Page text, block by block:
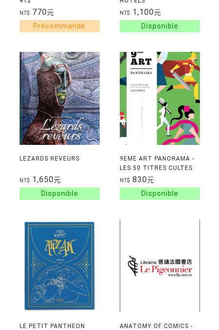
NT$ 770元 NT$ 1,100元
LEZARDS REVEURS
NT$ 1,650元
9EME ART PANORAMA -
LES 50 TITRES CULTES
DE LA BANDE DESSINEE
ASIATIQUE
NT$ 830元
LE PETIT PANTHEON
ANATOMY OF COMICS -